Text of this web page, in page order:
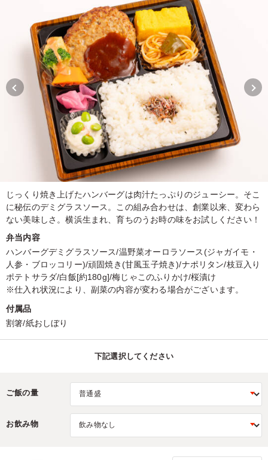
じっくり焼き上げたハンバーグは肉汁たっぷりのジューシー。そこ
に秘伝のデミグラスソース。この組み合わせは、創業以来、変わら
ない美味しさ。横浜生まれ、育ちのうお時の味をお試しください！
弁当内容
ハンバーグデミグラスソース/温野菜オーロラソース(ジャガイモ・
人参・ブロッコリー)/頑固焼き(甘風玉子焼き)/ナポリタン/枝豆入り
ポテトサラダ/白飯[約180g]/梅じゃこのふりかけ/桜漬け
※仕入れ状況により、副菜の内容が変わる場合がございます。
付属品
割箸/紙おしぼり
下記選択してください
ご飯の量
お飲み物